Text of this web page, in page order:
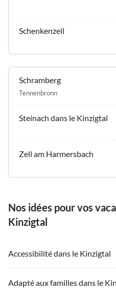
Schenkenzell
Schramberg
Tennenbronn
Steinach dans le Kinzigtal
Zell am Harmersbach
Nos idées pour vos
Kinzigtal
Accessibilité dans le Kinzigtal
Adapté aux familles dans le